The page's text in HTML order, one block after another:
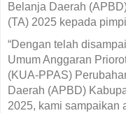
Belanja Daerah
(TA) 2025 kepada
“Dengan telah
Umum Anggaran
(KUA-PPAS)
Daerah (APBD)
2025, kami sampaikan